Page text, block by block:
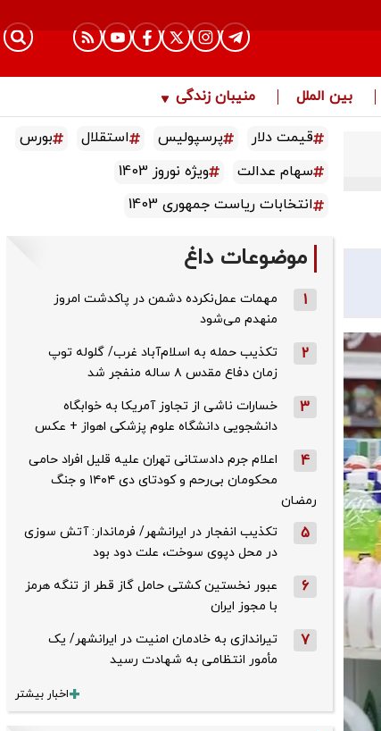
بین الملل منیبان زندگی
قیمت دلار پرسپولیس استقلال
بورس
سهام عدالت
ویژه نوروز 1403
انتخابات ریاست جمهوری 1403
موضوعات داغ
1
مهمات عمل‌نکرده دشمن در پاکدشت امروز
منهدم می‌شود
2
تکذیب حمله به اسلام‌آباد غرب/ گلوله توپ
زمان دفاع مقدس ۸ ساله منفجر شد
3
خسارات ناشی از تجاوز آمریکا به خوابگاه
دانشجویی دانشگاه علوم پزشکی اهواز + عکس
4
اعلام جرم دادستانی تهران علیه قلیل افراد حامی
محکومان بی‌رحم و کودتای دی‌ ۱۴۰۴ و جنگ
رمضان
5
تکذیب ‌انفجار در ایرانشهر/ فرماندار: آتش سوزی
در محل دپوی سوخت، علت دود بود
6
عبور نخستین کشتی حامل گاز قطر از تنگه هرمز
با مجوز ایران
7
تیراندازی به خادمان امنیت در ایرانشهر/ یک
مأمور انتظامی به شهادت رسید
اخبار بیشتر